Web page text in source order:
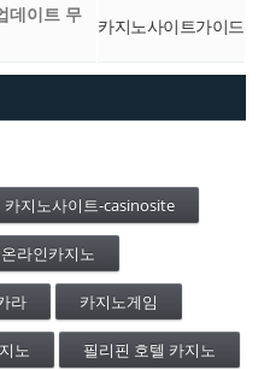
데이트 무
카지노사이트가이드
카지노사이트-casinosite
온라인카지노
라 카지노게임
노 필리핀 호텔 카지노